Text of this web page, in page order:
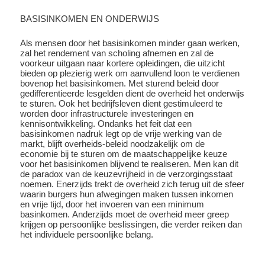
BASISINKOMEN EN ONDERWIJS
Als mensen door het basisinkomen minder gaan werken,
zal het rendement van scholing afnemen en zal de
voorkeur uitgaan naar kortere opleidingen, die uitzicht
bieden op plezierig werk om aanvullend loon te verdienen
bovenop het basisinkomen. Met sturend beleid door
gedifferentieerde lesgelden dient de overheid het onderwijs
te sturen. Ook het bedrijfsleven dient gestimuleerd te
worden door infrastructurele investeringen en
kennisontwikkeling. Ondanks het feit dat een
basisinkomen nadruk legt op de vrije werking van de
markt, blijft overheids-beleid noodzakelijk om de
economie bij te sturen om de maatschappelijke keuze
voor het basisinkomen blijvend te realiseren. Men kan dit
de paradox van de keuzevrijheid in de verzorgingsstaat
noemen. Enerzijds trekt de overheid zich terug uit de sfeer
waarin burgers hun afwegingen maken tussen inkomen
en vrije tijd, door het invoeren van een minimum
basinkomen. Anderzijds moet de overheid meer greep
krijgen op persoonlijke beslissingen, die verder reiken dan
het individuele persoonlijke belang.